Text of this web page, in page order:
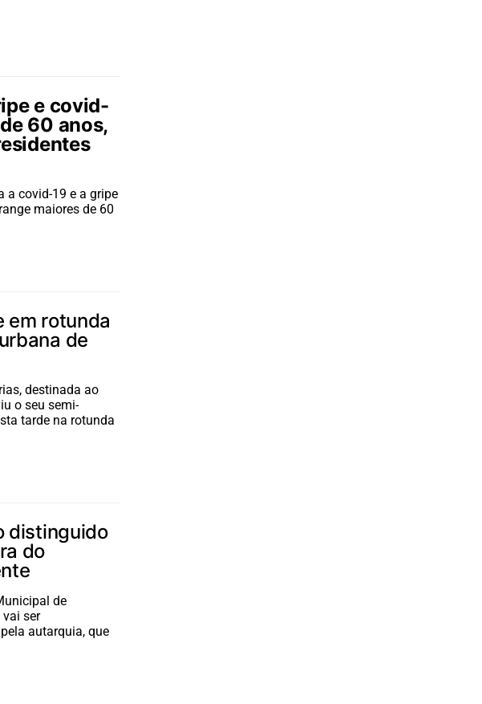
e covid-
60 anos,
a covid-19 e a gripe
maiores de 60
em rotunda
de
destinada ao
o seu semi-
tarde na rotunda
distinguido
do
de
ser
autarquia, que